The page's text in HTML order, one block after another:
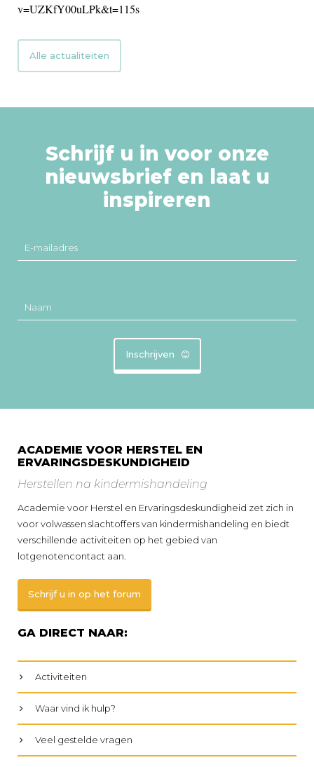
v=UZKfY00uLPk&t=115s
Alle actualiteiten
Schrijf u in voor onze
nieuwsbrief en laat u
inspireren
E-mailadres
Naam
Inschrijven
ACADEMIE VOOR HERSTEL EN
ERVARINGSDESKUNDIGHEID
Herstellen na kindermishandeling
Academie voor Herstel en Ervaringsdeskundigheid zet zich in
voor volwassen slachtoffers van kindermishandeling en biedt
verschillende activiteiten op het gebied van
lotgenotencontact aan.
Schrijf u in op het forum
GA DIRECT NAAR:
Activiteiten
Waar vind ik hulp?
Veel gestelde vragen